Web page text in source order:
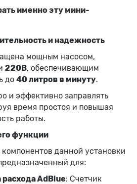
именно эту мини-
и надежность
мощным насосом,
220В, обеспечивающим
до 40 литров в минуту.
и эффективно заправлять
время простоя и повышая
работы.
функции
данной установки
для:
расхода AdBlue: Счетчик